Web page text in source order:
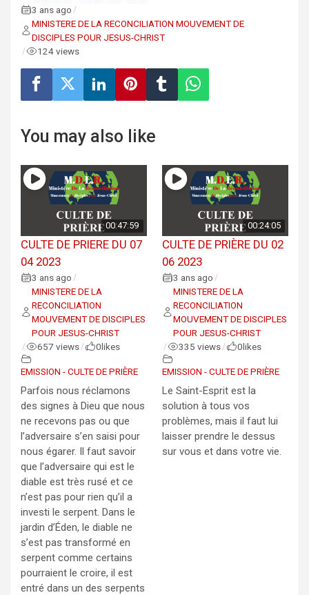
3 ans ago /
MINISTERE DE LA RECONCILIATION MOUVEMENT DE
DISCIPLES POUR JESUS-CHRIST
/ 124 views
You may also like
00:47:59
CULTE DE PRIERE DU 07
04 2023
3 ans ago /
MINISTERE DE LA
RECONCILIATION
MOUVEMENT DE DISCIPLES
POUR JESUS-CHRIST
/ 657 views / 0likes
EMISSION - CULTE DE PRIÈRE
Parfois nous réclamons
des signes à Dieu que nous
ne recevons pas ou que
l’adversaire s’en saisi pour
nous égarer. Il faut savoir
que l’adversaire qui est le
diable est très rusé et ce
n’est pas pour rien qu’il a
investi le serpent. Dans le
jardin d’Éden, le diable ne
s’est pas transformé en
serpent comme certains
pourraient le croire, il est
entré dans un des serpents
00:24:05
CULTE DE PRIÈRE DU 02
06 2023
3 ans ago /
MINISTERE DE LA
RECONCILIATION
MOUVEMENT DE DISCIPLES
POUR JESUS-CHRIST
/ 335 views / 0likes
EMISSION - CULTE DE PRIÈRE
Le Saint-Esprit est la
solution à tous vos
problèmes, mais il faut lui
laisser prendre le dessus
sur vous et dans votre vie.